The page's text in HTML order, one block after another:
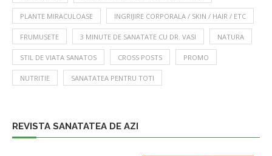
PLANTE MIRACULOASE INGRIJIRE CORPORALA / SKIN / HAIR / ETC
FRUMUSETE 3 MINUTE DE SANATATE CU DR. VASI NATURA
STIL DE VIATA SANATOS CROSS POSTS PROMO
NUTRITIE SANATATEA PENTRU TOTI
REVISTA SANATATEA DE AZI